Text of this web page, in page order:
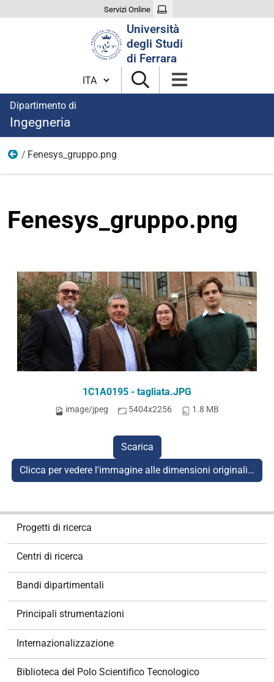
Servizi Online
Università
degli Studi
di Ferrara
Cambia lingua
Dipartimento di
Ingegneria
Immagini aree di ricerca
Fenesys_gruppo.png
Fenesys_gruppo.png
1C1A0195 - tagliata.JPG
image/jpeg 5404x2256 1.8 MB
Scarica
Clicca per vedere l'immagine alle dimensioni originali…
Progetti di ricerca
Centri di ricerca
Bandi dipartimentali
Principali strumentazioni
Internazionalizzazione
Biblioteca del Polo Scientifico Tecnologico